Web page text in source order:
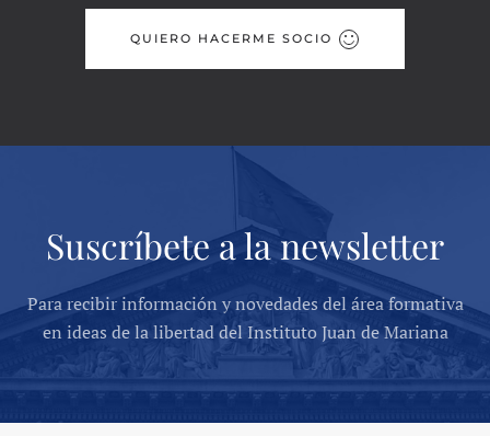
QUIERO HACERME SOCIO
Suscríbete a la newsletter
Para recibir información y novedades del área formativa
en ideas de la libertad del Instituto Juan de Mariana